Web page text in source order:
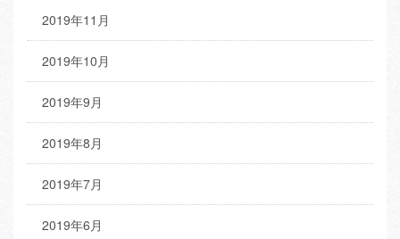
2019年11月
2019年10月
2019年9月
2019年8月
2019年7月
2019年6月